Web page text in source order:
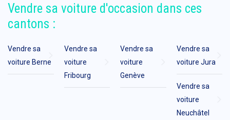
Vendre sa voiture d'occasion dans ces
cantons :
Vendre sa
voiture Berne
Vendre sa
voiture
Fribourg
Vendre sa
voiture
Genève
Vendre sa
voiture Jura
Vendre sa
voiture
Neuchâtel